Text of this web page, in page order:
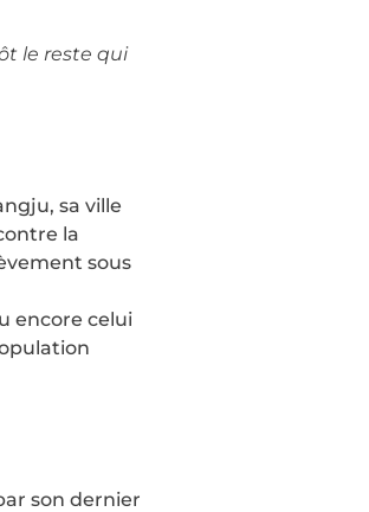
le reste qui
sa ville
la
sous
encore celui
son dernier